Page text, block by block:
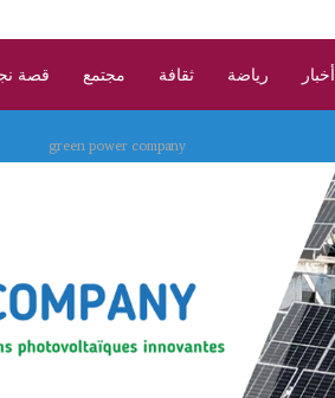
أخبار رياضة ثقافة مجتمع قصة
green power company